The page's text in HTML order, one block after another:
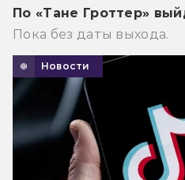
По «Тане Гроттер»
Пока без даты выхода.
Новости